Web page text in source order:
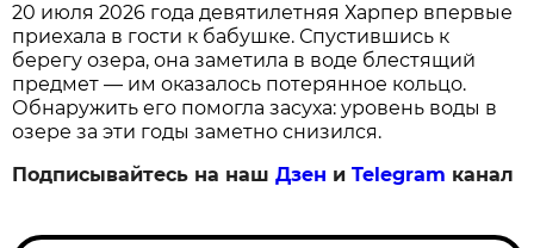
20 июля 2026 года девятилетняя Харпер впервые
приехала в гости к бабушке. Спустившись к
берегу озера, она заметила в воде блестящий
предмет — им оказалось потерянное кольцо.
Обнаружить его помогла засуха: уровень воды в
озере за эти годы заметно снизился.
Подписывайтесь на нашДзен иTelegram канал